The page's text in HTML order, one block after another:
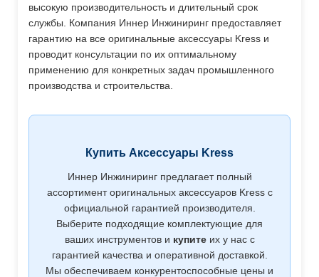
высокую производительность и длительный срок
службы. Компания Иннер Инжиниринг предоставляет
гарантию на все оригинальные аксессуары Kress и
проводит консультации по их оптимальному
применению для конкретных задач промышленного
производства и строительства.
Купить Аксессуары Kress
Иннер Инжиниринг предлагает полный
ассортимент оригинальных аксессуаров Kress с
официальной гарантией производителя.
Выберите подходящие комплектующие для
ваших инструментов и купитеих у нас с
гарантией качества и оперативной доставкой.
Мы обеспечиваем конкурентоспособные цены и